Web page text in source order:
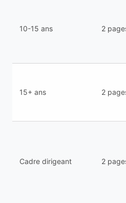
10-15 ans 2
15+ ans 2
Cadre dirigeant 2